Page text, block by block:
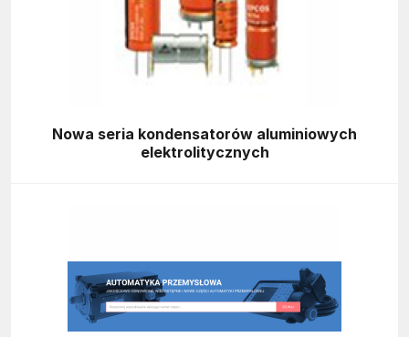
Nowa seria kondensatorów aluminiowych
elektrolitycznych